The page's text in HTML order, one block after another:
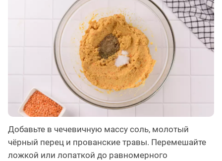
Добавьте в чечевичную массу соль, молотый
чёрный перец и прованские травы. Перемешайте
ложкой или лопаткой до равномерного